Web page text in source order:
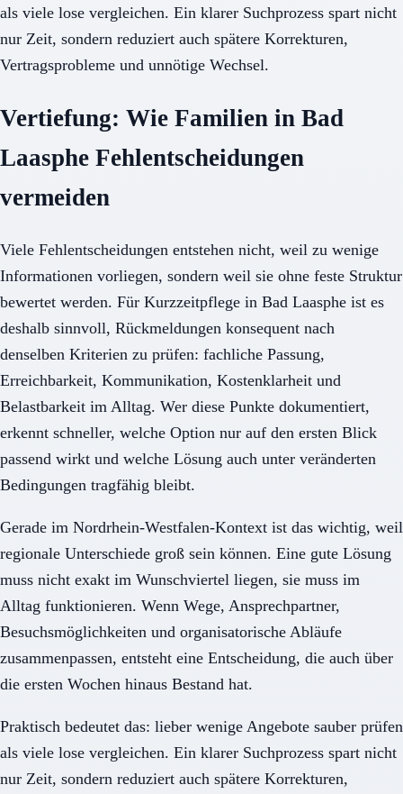
als viele lose vergleichen. Ein klarer Suchprozess spart nicht
nur Zeit, sondern reduziert auch spätere Korrekturen,
Vertragsprobleme und unnötige Wechsel.
Vertiefung: Wie Familien in Bad
Laasphe Fehlentscheidungen
vermeiden
Viele Fehlentscheidungen entstehen nicht, weil zu wenige
Informationen vorliegen, sondern weil sie ohne feste Struktur
bewertet werden. Für Kurzzeitpflege in Bad Laasphe ist es
deshalb sinnvoll, Rückmeldungen konsequent nach
denselben Kriterien zu prüfen: fachliche Passung,
Erreichbarkeit, Kommunikation, Kostenklarheit und
Belastbarkeit im Alltag. Wer diese Punkte dokumentiert,
erkennt schneller, welche Option nur auf den ersten Blick
passend wirkt und welche Lösung auch unter veränderten
Bedingungen tragfähig bleibt.
Gerade im Nordrhein-Westfalen-Kontext ist das wichtig, weil
regionale Unterschiede groß sein können. Eine gute Lösung
muss nicht exakt im Wunschviertel liegen, sie muss im
Alltag funktionieren. Wenn Wege, Ansprechpartner,
Besuchsmöglichkeiten und organisatorische Abläufe
zusammenpassen, entsteht eine Entscheidung, die auch über
die ersten Wochen hinaus Bestand hat.
Praktisch bedeutet das: lieber wenige Angebote sauber prüfen
als viele lose vergleichen. Ein klarer Suchprozess spart nicht
nur Zeit, sondern reduziert auch spätere Korrekturen,